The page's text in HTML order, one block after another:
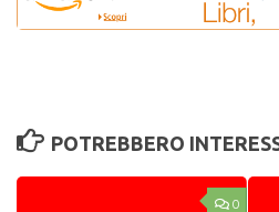
POTREBBERO
0